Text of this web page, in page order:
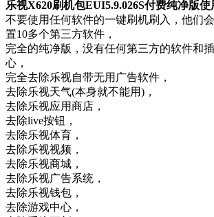
乐视X620刷机包EUI5.9.026S付费纯净版使
不要使用任何软件的一键刷机刷入，他们
置10多个第三方软件，
完全的纯净版，没有任何第三方的软件和
心，
完全去除乐视自带无用广告软件，
去除乐视天气(本身就不能用)，
去除乐视应用商店，
去除live按钮，
去除乐视体育，
去除乐视视频，
去除乐视商城，
去除乐视广告系统，
去除乐视钱包，
去除游戏中心，